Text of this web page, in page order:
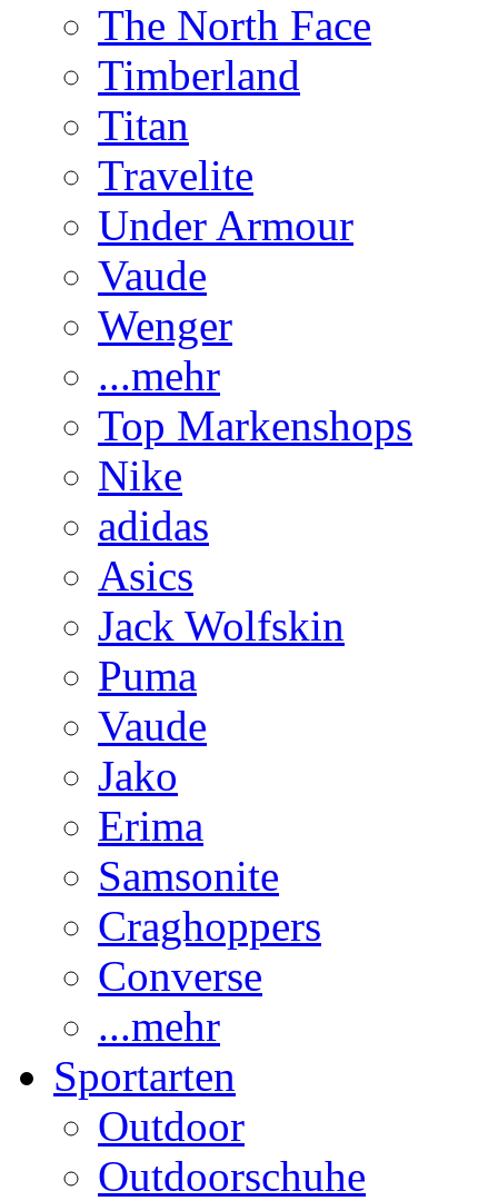
The North Face
Timberland
Titan
Travelite
Under Armour
Vaude
Wenger
...mehr
Top Markenshops
Nike
adidas
Asics
Jack Wolfskin
Puma
Vaude
Jako
Erima
Samsonite
Craghoppers
Converse
...mehr
Sportarten
Outdoor
Outdoorschuhe